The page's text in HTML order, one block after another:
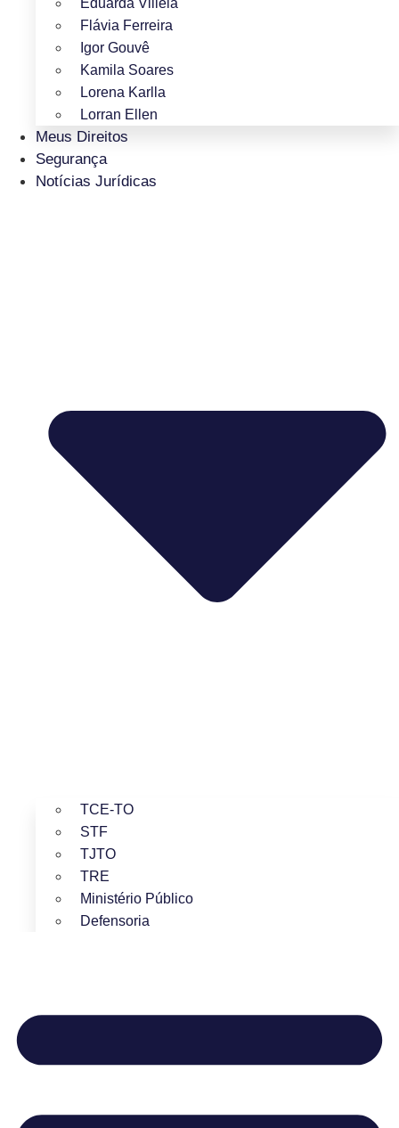
Eduarda Villela
Flávia Ferreira
Igor Gouvê
Kamila Soares
Lorena Karlla
Lorran Ellen
Meus Direitos
Segurança
Notícias Jurídicas
TCE-TO
STF
TJTO
TRE
Ministério Público
Defensoria